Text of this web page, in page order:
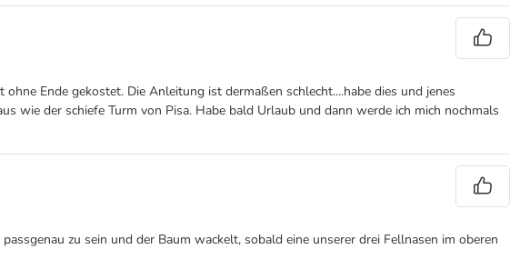
Ende gekostet. Die Anleitung ist dermaßen schlecht....habe dies und jenes
wie der schiefe Turm von Pisa. Habe bald Urlaub und dann werde ich mich nochmals
zu sein und der Baum wackelt, sobald eine unserer drei Fellnasen im oberen